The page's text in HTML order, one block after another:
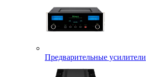
Предварительные усилители